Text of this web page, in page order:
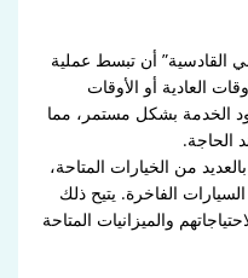
القادسية” أن تبسط عملية
العادية أو الأوقات
الخدمة بشكل مستمر، مما
الحاجة.
من الخيارات المتاحة،
الفاخرة. يتيح ذلك
والميزانيات المتاحة